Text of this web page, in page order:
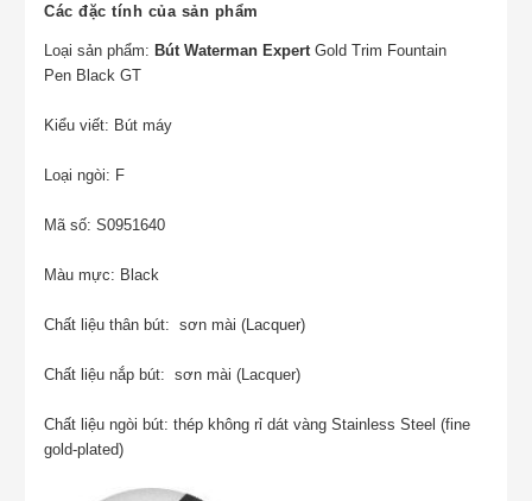
Các đặc tính của sản phẩm
Loại sản phẩm: Bút Waterman Expert Gold Trim Fountain
Pen Black GT
Kiểu viết: Bút máy
Loại ngòi: F
Mã số: S0951640
Màu mực: Black
Chất liệu thân bút: sơn mài (Lacquer)
Chất liệu nắp bút: sơn mài (Lacquer)
Chất liệu ngòi bút: thép không rỉ dát vàng Stainless Steel (fine
gold-plated)